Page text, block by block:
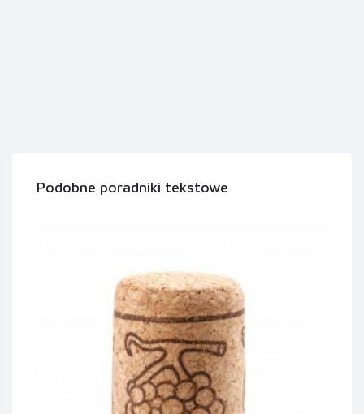
Podobne poradniki tekstowe